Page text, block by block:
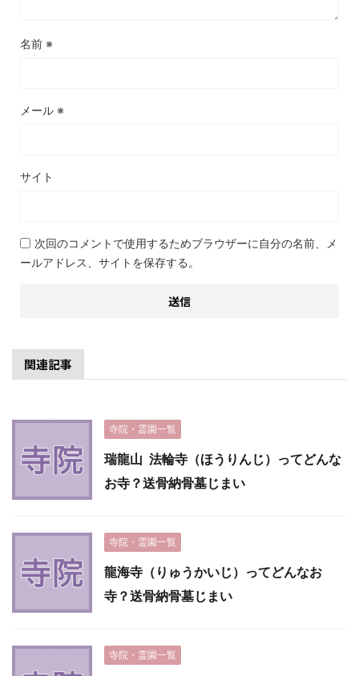
名前 ※
メール ※
サイト
次回のコメントで使用するためブラウザーに自分の名前、メ
ールアドレス、サイトを保存する。
関連記事
寺院・霊園一覧
瑞龍山 法輪寺（ほうりんじ）ってどんな
お寺？送骨納骨墓じまい
寺院・霊園一覧
龍海寺（りゅうかいじ）ってどんなお
寺？送骨納骨墓じまい
寺院・霊園一覧